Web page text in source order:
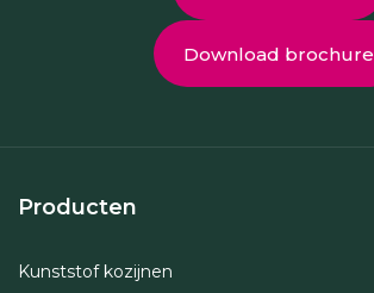
Download brochure
Producten
Kunststof kozijnen